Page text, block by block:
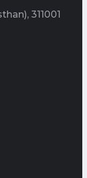
प्रदर्शन
|
|
311001